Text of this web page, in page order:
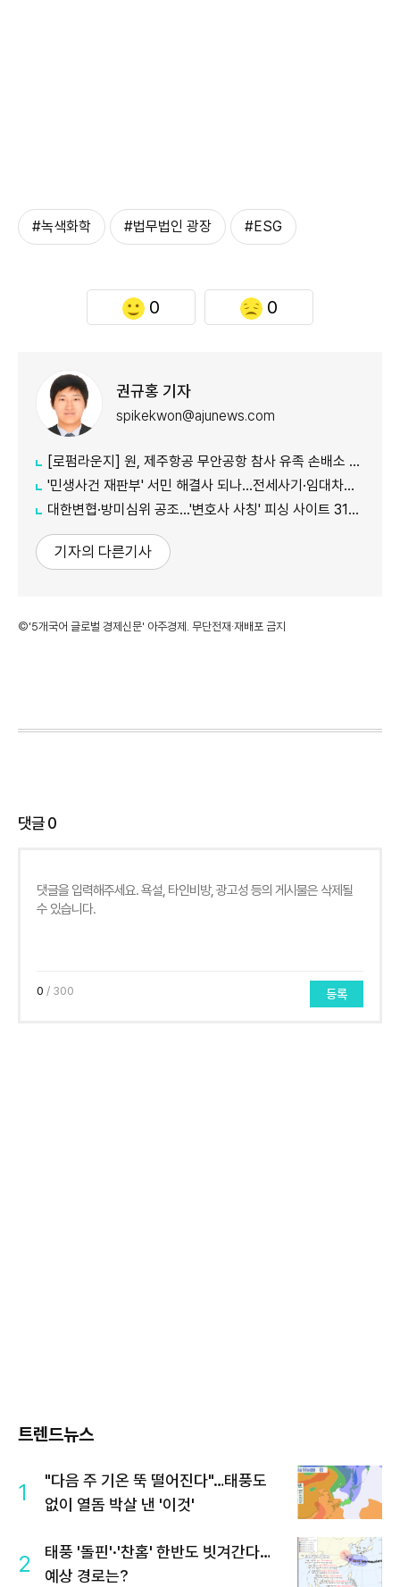
#녹색화학 #법무법인 광장 #ESG
0 0
권규홍 기자
spikekwon@ajunews.com
[로펌라운지] 원, 제주항공 무안공항 참사 유족 손배소 대리..."참사 진상 명확히 규명"
'민생사건 재판부' 서민 해결사 되나...전세사기·임대차분쟁 평균 3개월내 해결
대한변협·방미심위 공조…'변호사 사칭' 피싱 사이트 31건 무더기 차단
기자의 다른기사
©'5개국어 글로벌 경제신문' 아주경제. 무단전재·재배포 금지
댓글0
0 / 300 등록
트렌드뉴스
1
"다음 주 기온 뚝 떨어진다"…태풍도
없이 열돔 박살 낸 '이것'
2
태풍 '돌핀'·'찬홈' 한반도 빗겨간다…
예상 경로는?